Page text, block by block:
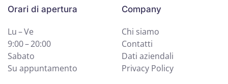
Orari di apertura
Lu – Ve
9:00 – 20:00
Sabato
Su appuntamento
Company
Chi siamo
Contatti
Dati aziendali
Privacy Policy